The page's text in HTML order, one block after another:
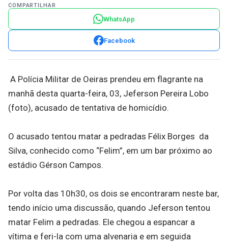
COMPARTILHAR
WhatsApp
Facebook
A Polícia Militar de Oeiras prendeu em flagrante na
manhã desta quarta-feira, 03, Jeferson Pereira Lobo
(foto), acusado de tentativa de homicídio.
O acusado tentou matar a pedradas Félix Borges da
Silva, conhecido como “Felim”, em um bar próximo ao
estádio Gérson Campos.
Por volta das 10h30, os dois se encontraram neste bar,
tendo início uma discussão, quando Jeferson tentou
matar Felim a pedradas. Ele chegou a espancar a
vítima e feri-la com uma alvenaria e em seguida